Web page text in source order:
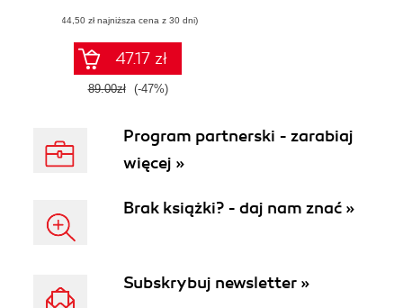
(44,50 zł najniższa cena z 30 dni)
47.17 zł
89.00zł (-47%)
Program partnerski - zarabiaj
więcej »
Brak książki? - daj nam znać »
Subskrybuj newsletter »